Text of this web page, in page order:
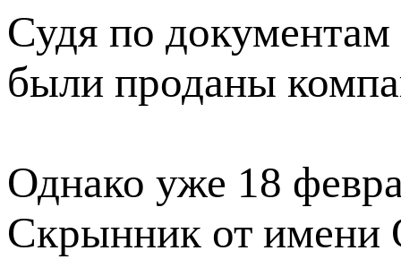
Судя по
были проданы
Однако уже 18
Скрынник от имени